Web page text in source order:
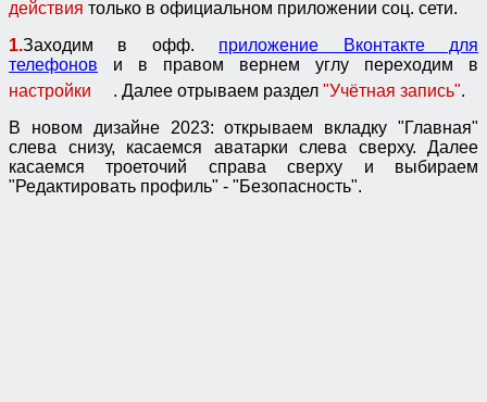
действия только в официальном приложении соц. сети.
1.Заходим в офф. приложение Вконтакте для
телефонов и в правом вернем углу переходим в
настройки
. Далее отрываем раздел "Учётная запись".
В новом дизайне 2023: открываем вкладку "Главная"
слева снизу, касаемся аватарки слева сверху. Далее
касаемся троеточий справа сверху и выбираем
"Редактировать профиль" - "Безопасность".